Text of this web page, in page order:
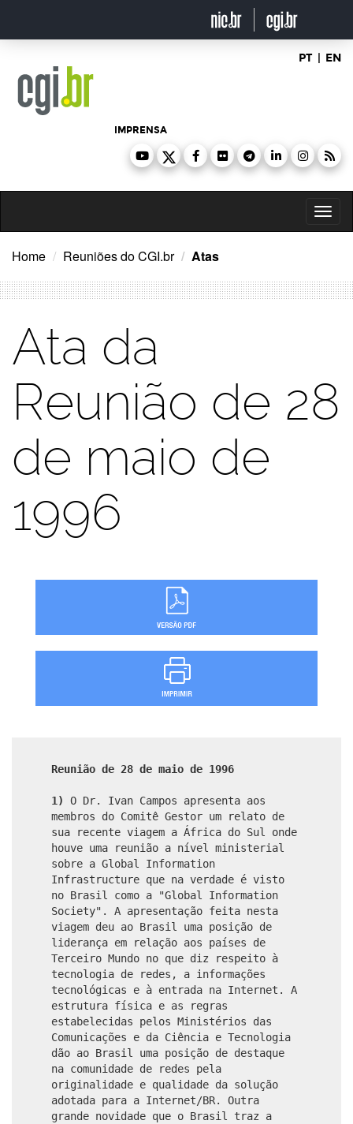
o
PT | EN
IMPRENSA
Home Reuniões do CGI.br Atas
Ata da
Reunião de 28
de maio de
1996
Reunião de 28 de maio de 1996
1)
O Dr. Ivan Campos apresenta aos
membros do Comitê Gestor um relato de
sua recente viagem a África do Sul onde
houve uma reunião a nível ministerial
sobre a Global Information
Infrastructure que na verdade é visto
no Brasil como a "Global Information
Society". A apresentação feita nesta
viagem deu ao Brasil uma posição de
liderança em relação aos países de
Terceiro Mundo no que diz respeito à
tecnologia de redes, a informações
tecnológicas e à entrada na Internet. A
estrutura física e as regras
estabelecidas pelos Ministérios das
Comunicações e da Ciência e Tecnologia
dão ao Brasil uma posição de destaque
na comunidade de redes pela
originalidade e qualidade da solução
adotada para a Internet/BR. Outra
grande novidade que o Brasil traz a